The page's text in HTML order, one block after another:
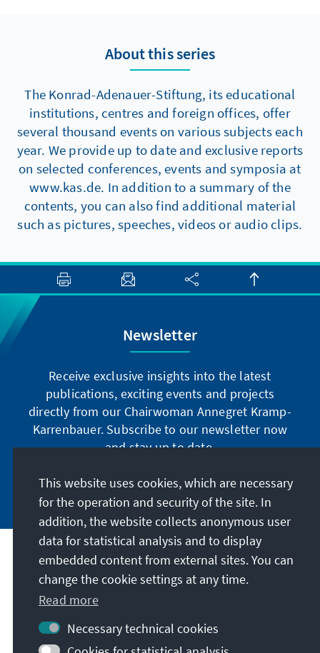
About this series
The Konrad-Adenauer-Stiftung, its educational
institutions, centres and foreign offices, offer
several thousand events on various subjects each
year. We provide up to date and exclusive reports
on selected conferences, events and symposia at
www.kas.de. In addition to a summary of the
contents, you can also find additional material
such as pictures, speeches, videos or audio clips.
Newsletter
Receive exclusive insights into the latest
publications, exciting events and projects
directly from our Chairwoman Annegret Kramp-
Karrenbauer. Subscribe to our newsletter now
and stay up to date.
Subscribe now
Our mission
Contact
Further offers of the foundation
This website uses cookies, which are necessary
for the operation and security of the site. In
addition, the website collects anonymous user
data for statistical analysis and to display
embedded content from external sites. You can
change the cookie settings at any time.
Read more
Necessary technical cookies